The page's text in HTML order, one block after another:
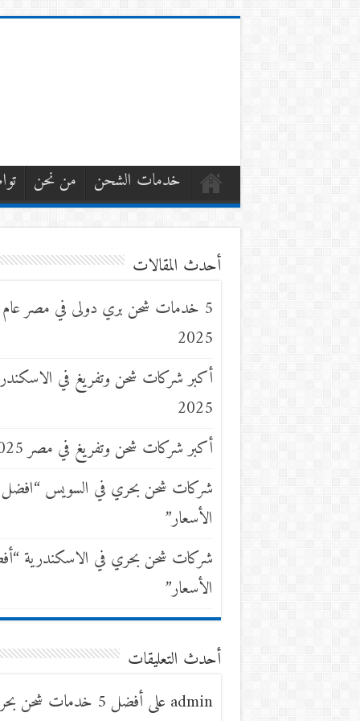
خدمات الشحن من نحن
أحدث المقالات
5 خدمات شحن بري دولى في مصر عام
2025
أكبر شركات شحن وتفريغ في
2025
أكبر شركات شحن وتفريغ في مصر 2025
شركات شحن بحري في السويس “افضل
الأسعار”
شركات شحن بحري في الاسكندرية
الأسعار”
أحدث التعليقات
admin على
أفضل 5 خدمات شحن